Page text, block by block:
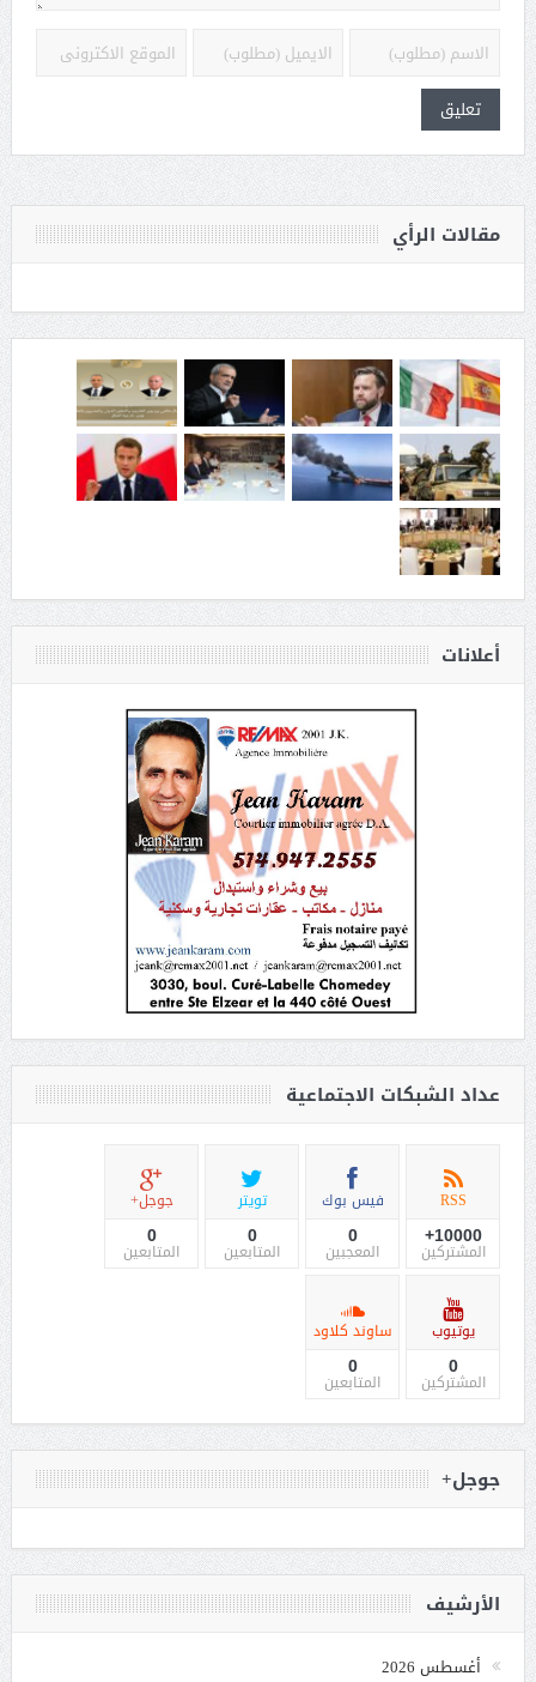
مقالات الرأي
أعلانات
عداد الشبكات الاجتماعية
RSS
10000+
المشتركين
فيس بوك
0
المعجبين
تويتر
0
المتابعين
جوجل+
0
المتابعين
يوتيوب
0
المشتركين
ساوند كلاود
0
المتابعين
جوجل+
الأرشيف
أغسطس 2026